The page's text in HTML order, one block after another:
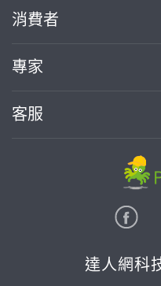
消費者
專家
客服
達人網科